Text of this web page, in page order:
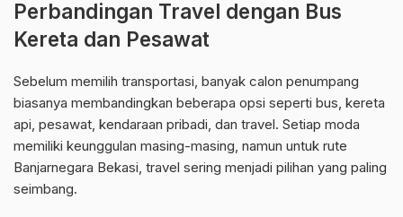
Perbandingan Travel dengan Bus
Kereta dan Pesawat
Sebelum memilih transportasi, banyak calon penumpang
biasanya membandingkan beberapa opsi seperti bus, kereta
api, pesawat, kendaraan pribadi, dan travel. Setiap moda
memiliki keunggulan masing-masing, namun untuk rute
Banjarnegara Bekasi, travel sering menjadi pilihan yang paling
seimbang.